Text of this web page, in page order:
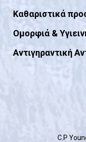
Καθαριστικά
Ομορφιά &
Αντιγηραντική
C.P